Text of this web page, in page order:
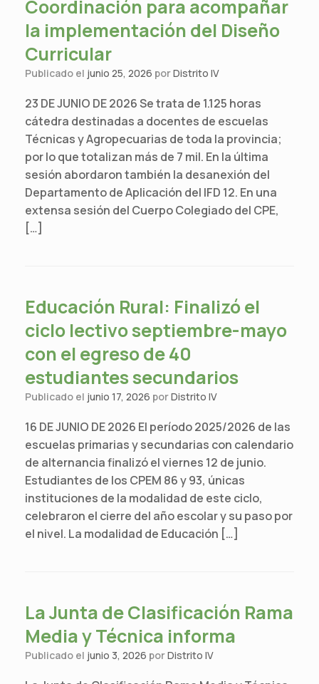
Coordinación para acompañar
la implementación del Diseño
Curricular
Publicado el junio 25, 2026 porDistrito IV
23 DE JUNIO DE 2026 Se trata de 1.125 horas
cátedra destinadas a docentes de escuelas
Técnicas y Agropecuarias de toda la provincia;
por lo que totalizan más de 7 mil. En la última
sesión abordaron también la desanexión del
Departamento de Aplicación del IFD 12. En una
extensa sesión del Cuerpo Colegiado del CPE,
[…]
Educación Rural: Finalizó el
ciclo lectivo septiembre-mayo
con el egreso de 40
estudiantes secundarios
Publicado el junio 17, 2026 porDistrito IV
16 DE JUNIO DE 2026 El período 2025/2026 de las
escuelas primarias y secundarias con calendario
de alternancia finalizó el viernes 12 de junio.
Estudiantes de los CPEM 86 y 93, únicas
instituciones de la modalidad de este ciclo,
celebraron el cierre del año escolar y su paso por
el nivel. La modalidad de Educación […]
La Junta de Clasificación Rama
Media y Técnica informa
Publicado el junio 3, 2026 porDistrito IV